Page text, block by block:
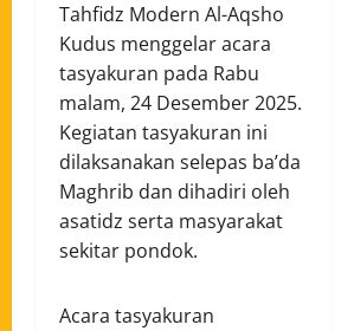
Tahfidz Modern Al-Aqsho
Kudus menggelar acara
tasyakuran pada Rabu
malam, 24 Desember 2025.
Kegiatan tasyakuran ini
dilaksanakan selepas ba’da
Maghrib dan dihadiri oleh
asatidz serta masyarakat
sekitar pondok.
Acara tasyakuran